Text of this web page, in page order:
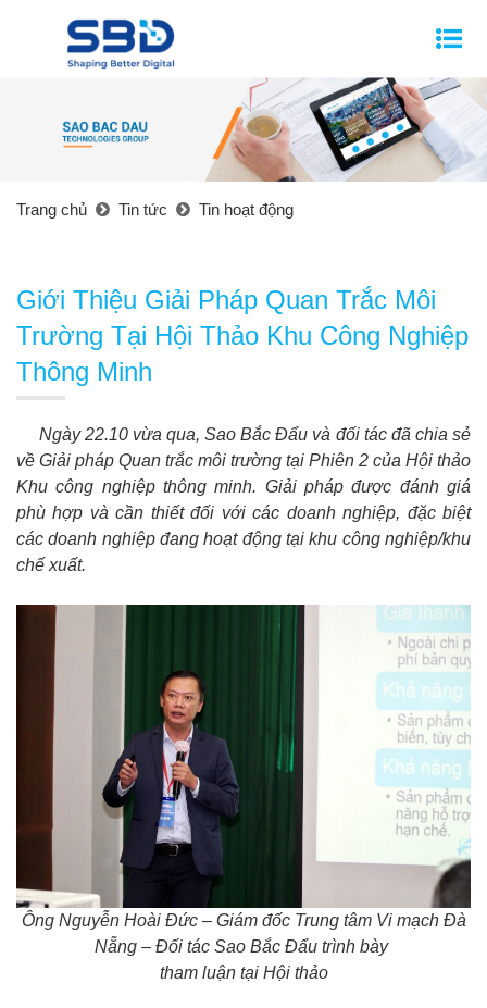
Trang chủ Tin tức Tin hoạt động
Giới Thiệu Giải Pháp Quan Trắc Môi
Trường Tại Hội Thảo Khu Công Nghiệp
Thông Minh
Ngày 22.10 vừa qua, Sao Bắc Đẩu và đối tác đã chia sẻ
về Giải pháp Quan trắc môi trường tại Phiên 2 của Hội thảo
Khu công nghiệp thông minh. Giải pháp được đánh giá
phù hợp và cần thiết đối với các doanh nghiệp, đặc biệt
các doanh nghiệp đang hoạt động tại khu công nghiệp/khu
chế xuất.
Ông Nguyễn Hoài Đức – Giám đốc Trung tâm Vi mạch Đà
Nẵng – Đối tác Sao Bắc Đẩu trình bày
tham luận tại Hội thảo